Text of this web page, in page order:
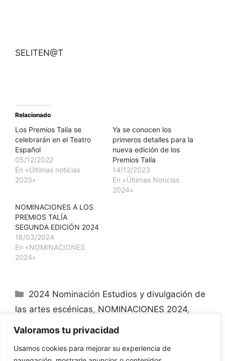
Valoramos tu privacidad
Usamos cookies para mejorar su experiencia de
SELITEN@T
Relacionado
Los Premios Talía se
celebrarán en el Teatro
Español
05/12/2022
En «Últimas noticias
2023»
Ya se conocen los
primeros detalles para la
nueva edición de los
Premios Talía
14/12/2023
En «Últimas Noticias
2024»
NOMINACIONES A LOS
PREMIOS TALÍA
SEGUNDA EDICIÓN 2024
18/03/2024
En «NOMINACIONES
2024»
Categorías
2024 Nominación Estudios y divulgación de
las artes escénicas, NOMINACIONES 2024,
PREMIADOS 2024
Premio Estudios y